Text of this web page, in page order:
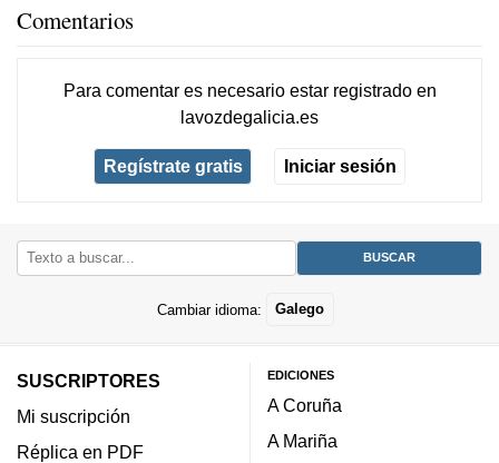
Comentarios
Para comentar es necesario estar registradoen
lavozdegalicia.es
Regístrate gratis Iniciar sesión
Cambiar idioma: Galego
SUSCRIPTORES
Mi suscripción
Réplica en PDF
EDICIONES
A Coruña
A Mariña